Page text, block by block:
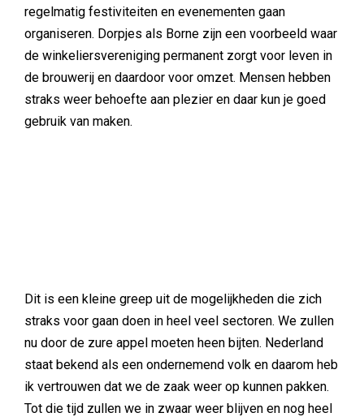
regelmatig festiviteiten en evenementen gaan
organiseren. Dorpjes als Borne zijn een voorbeeld waar
de winkeliersvereniging permanent zorgt voor leven in
de brouwerij en daardoor voor omzet. Mensen hebben
straks weer behoefte aan plezier en daar kun je goed
gebruik van maken.
Dit is een kleine greep uit de mogelijkheden die zich
straks voor gaan doen in heel veel sectoren. We zullen
nu door de zure appel moeten heen bijten. Nederland
staat bekend als een ondernemend volk en daarom heb
ik vertrouwen dat we de zaak weer op kunnen pakken.
Tot die tijd zullen we in zwaar weer blijven en nog heel